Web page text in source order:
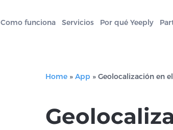
Como funciona Servicios Por qué Yeeply
Home » App » Geolocalización en